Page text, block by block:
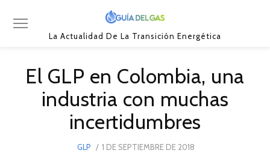
La Actualidad De La Transición Energética
El GLP en Colombia, una
industria con muchas
incertidumbres
GLP
POSTED
1 DE SEPTIEMBRE DE 2018